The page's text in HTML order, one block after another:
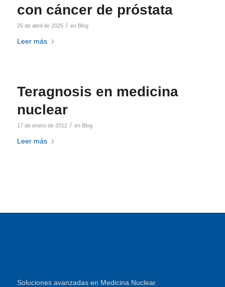
con cáncer de próstata
25 de abril de 2025 / en Blog
Leer más
Teragnosis en medicina
nuclear
17 de enero de 2012 / en Blog
Leer más
Soluciones avanzadas en Medicina Nuclear.